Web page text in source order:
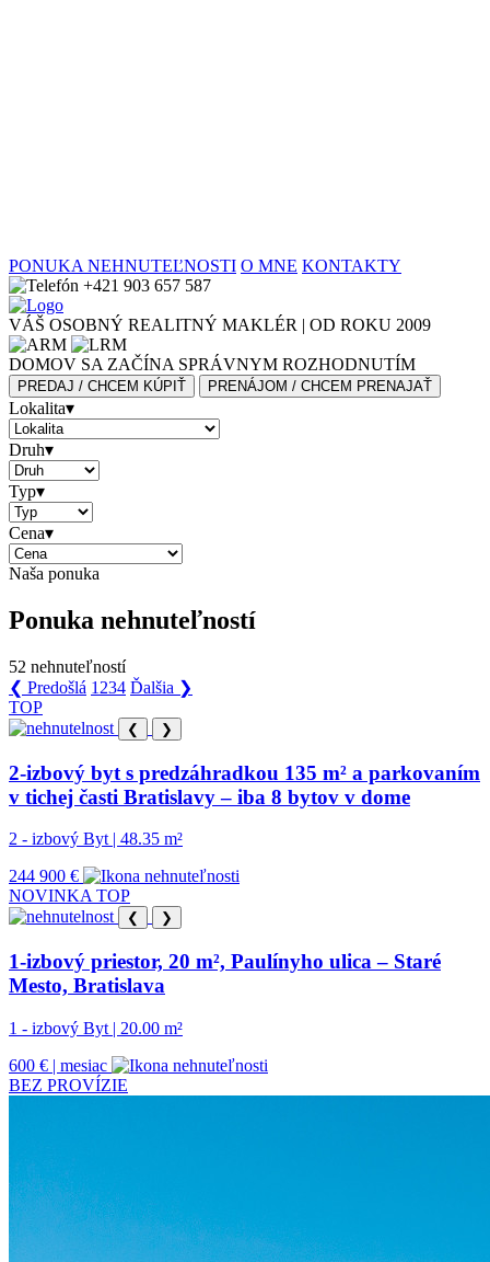
PONUKA NEHNUTEĽNOSTI O MNE KONTAKTY
+421 903 657 587
VÁŠ OSOBNÝ REALITNÝ MAKLÉR | OD ROKU 2009
DOMOV SA ZAČÍNA SPRÁVNYM ROZHODNUTÍM
PREDAJ / CHCEM KÚPIŤ PRENÁJOM / CHCEM PRENAJAŤ
Lokalita▾
Druh▾
Typ▾
Cena▾
Naša ponuka
Ponuka nehnuteľností
52 nehnuteľností
❮ Predošlá 1 234 Ďalšia ❯
TOP
❮ ❯
2-izbový byt s predzáhradkou 135 m² a parkovaním
v tichej časti Bratislavy – iba 8 bytov v dome
2 - izbový Byt | 48.35 m²
244 900 €
NOVINKA TOP
❮ ❯
1-izbový priestor, 20 m², Paulínyho ulica – Staré
Mesto, Bratislava
1 - izbový Byt | 20.00 m²
600 € | mesiac
BEZ PROVÍZIE